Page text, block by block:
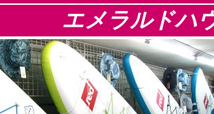
エメラルドハ